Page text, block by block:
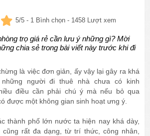
5/5 - 1 Bình chọn - 1458 Lượt xem
trọ giá rẻ cần lưu ý những gì? Mời
chia sẻ trong bài viết này trước khi đi
là việc đơn giản, ấy vậy lại gây ra khá
người đi thuê nhà chưa có kinh
điều cần phải chú ý mà nếu bỏ qua
được một không gian sinh hoạt ưng ý.
thành phố lớn nước ta hiện nay khá dày,
rất đa dạng, từ trí thức, công nhân,